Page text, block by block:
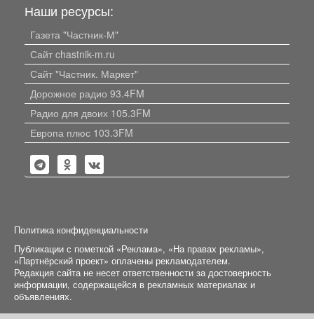
Наши ресурсы:
Газета "Частник-М"
Сайт chastnik-m.ru
Сайт "Частник. Маркет"
Дорожное радио 93.4FM
Радио для двоих 105.3FM
Европа плюс 103.3FM
Политика конфиденциальности
Публикации с пометкой «Реклама», «На правах рекламы»,
«Партнёрский проект» оплачены рекламодателем.
Редакция сайта не несет ответственности за достоверность
информации, содержащейся в рекламных материалах и
объявлениях.